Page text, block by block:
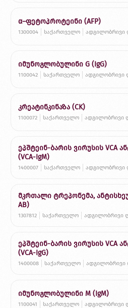
α–ფეტოპროტეინი (AFP)
1300004 საქართველო ადგილობრივი
იმუნოგლობულინი G (IgG)
1100042 საქართველო ადგილობრივი
კრეატინკინაზა (CK)
1100072 საქართველო ადგილობრივი
ეპშტეინ-ბარის ვირუსის VCA
(VCA-IgM)
1400007 საქართველო ადგილობრივი
მკრთალი ტრეპონემა,
AB)
1307812 საქართველო ადგილობრივი
ეპშტეინ-ბარის ვირუსის VCA
(VCA-IgG)
1400008 საქართველო ადგილობრივი
იმუნოგლობულინი M (IgM)
1100041 საქართველო ადგილობრივი